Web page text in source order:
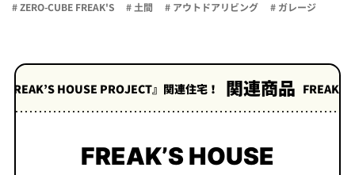
# ZERO-CUBE FREAK'S # 土間 # アウトドアリビング # ガレージ
』関連住宅！ 関連商品 FREAK’S STOREとのコラボ
FREAK’S HOUSE